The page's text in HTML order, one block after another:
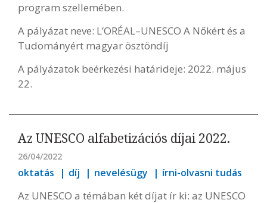
program szellemében.
A pályázat neve: L’ORÉAL–UNESCO A Nőkért és a
Tudományért magyar ösztöndíj
A pályázatok beérkezési határideje: 2022. május
22.
Az UNESCO alfabetizációs díjai 2022.
26/04/2022
oktatás díj nevelésügy írni-olvasni tudás
Az UNESCO a témában két díjat ír ki: az UNESCO